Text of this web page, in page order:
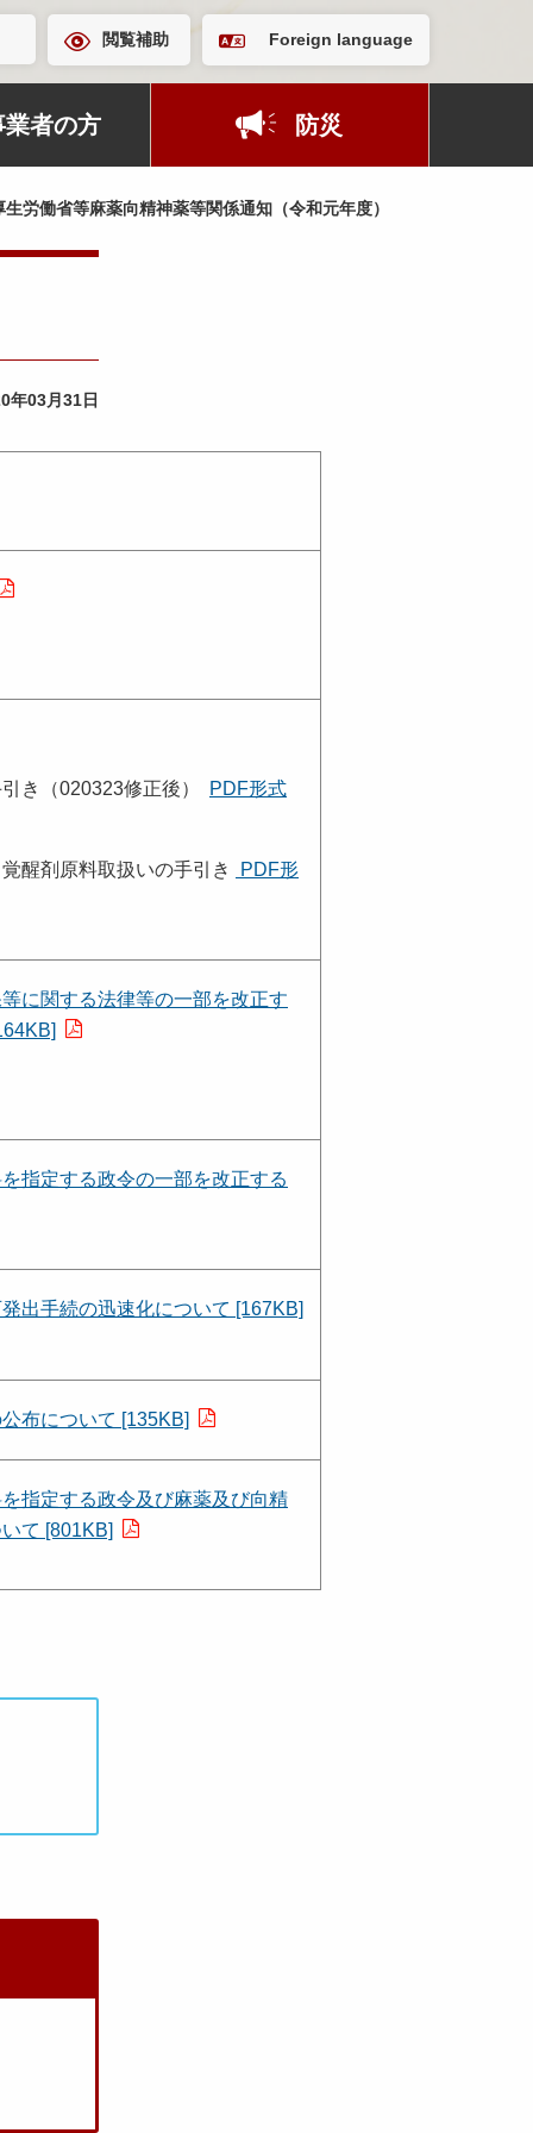
閲覧補助 Foreign language
業者の方 防災
労働省等麻薬向精神薬等関係通知（令和元年度）
年03月31日
き（020323修正後） PDF形式
醒剤原料取扱いの手引き PDF形
に関する法律等の一部を改正す
指定する政令の一部を改正する
出手続の迅速化について [167KB]
布について [135KB]
指定する政令及び麻薬及び向精
て [801KB]